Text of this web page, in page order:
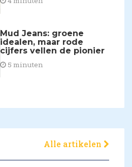
Mud Jeans: groene
idealen, maar rode
cijfers vellen de pionier
5 minuten
Alle artikelen